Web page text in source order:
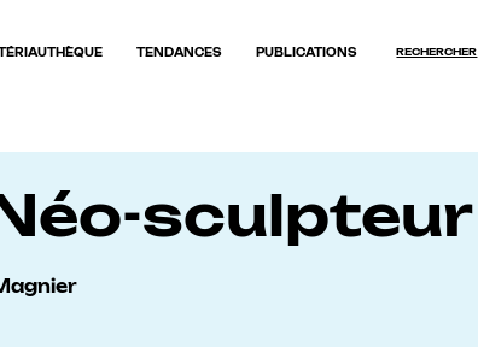
TENDANCES PUBLICATIONS RECHERCHER
sculpteur